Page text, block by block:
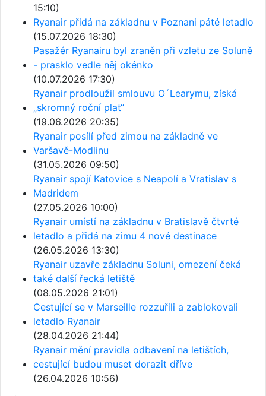
15:10)
Ryanair přidá na základnu v Poznani páté letadlo
(15.07.2026 18:30)
Pasažér Ryanairu byl zraněn při vzletu ze Soluně
- prasklo vedle něj okénko
(10.07.2026 17:30)
Ryanair prodloužil smlouvu O´Learymu, získá
„skromný roční plat“
(19.06.2026 20:35)
Ryanair posílí před zimou na základně ve
Varšavě-Modlinu
(31.05.2026 09:50)
Ryanair spojí Katovice s Neapolí a Vratislav s
Madridem
(27.05.2026 10:00)
Ryanair umístí na základnu v Bratislavě čtvrté
letadlo a přidá na zimu 4 nové destinace
(26.05.2026 13:30)
Ryanair uzavře základnu Soluni, omezení čeká
také další řecká letiště
(08.05.2026 21:01)
Cestující se v Marseille rozzuřili a zablokovali
letadlo Ryanair
(28.04.2026 21:44)
Ryanair mění pravidla odbavení na letištích,
cestující budou muset dorazit dříve
(26.04.2026 10:56)